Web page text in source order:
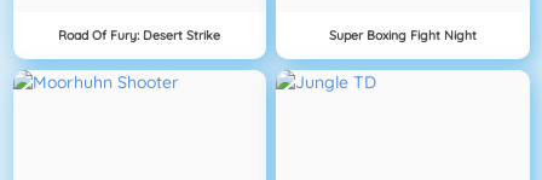
Road Of Fury: Desert Strike Super Boxing Fight Night